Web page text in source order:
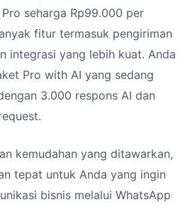
seharga Rp99.000 per
fitur termasuk pengiriman
integrasi yang lebih kuat. Anda
Pro with AI yang sedang
3.000 respons AI dan
kemudahan yang ditawarkan,
tepat untuk Anda yang ingin
bisnis melalui WhatsApp